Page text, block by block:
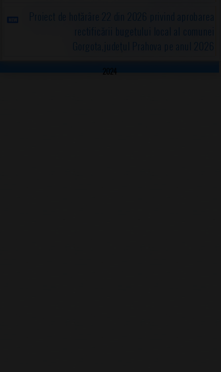
Proiect de hotărâre 22 din 2026 privind aprobarea
rectificării bugetului local al comunei
Gorgota,judeţul Prahova pe anul 2026
2024